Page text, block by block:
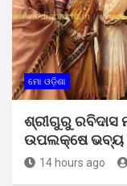
ମୋ ଓଡ଼ିଶା
ଶ୍ରୀଗୁରୁ ରବିଦାସ
ଉପଲକ୍ଷେ ଭବ୍ୟ
14 hours ago